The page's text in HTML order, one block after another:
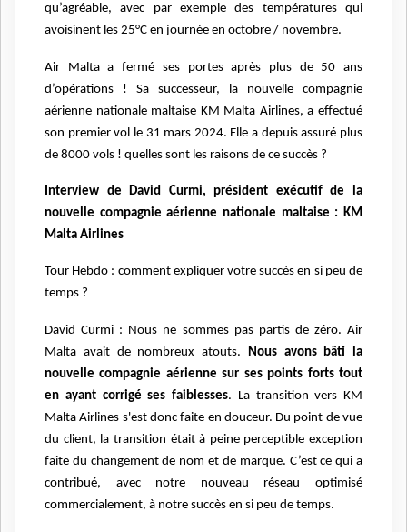
qu’agréable, avec par exemple des températures qui
avoisinent les 25°C en journée en octobre / novembre.
Air Malta a fermé ses portes après plus de 50 ans
d’opérations ! Sa successeur, la nouvelle compagnie
aérienne nationale maltaise KM Malta Airlines, a effectué
son premier vol le 31 mars 2024. Elle a depuis assuré plus
de 8000 vols ! quelles sont les raisons de ce succès ?
Interview de David Curmi, président exécutif de la
nouvelle compagnie aérienne nationale maltaise : KM
Malta Airlines
Tour Hebdo : comment expliquer votre succès en si peu de
temps ?
David Curmi : Nous ne sommes pas partis de zéro. Air
Malta avait de nombreux atouts.
Nous avons bâti la
nouvelle compagnie aérienne sur ses points forts tout
en ayant corrigé ses faiblesses. La transition vers KM
Malta Airlines s'est donc faite en douceur. Du point de vue
du client, la transition était à peine perceptible exception
faite du changement de nom et de marque. C’est ce qui a
contribué, avec notre nouveau réseau optimisé
commercialement, à notre succès en si peu de temps.